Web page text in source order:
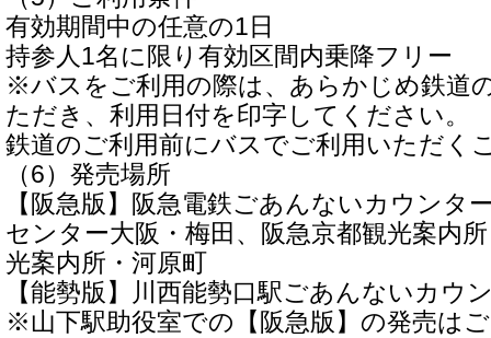
有効期間中の任意の1日
持参人1名に限り有効区間内乗降フリー
※バスをご利用の際は、あらかじめ鉄道
ただき、利用日付を印字してください。
鉄道のご利用前にバスでご利用いただく
（6）発売場所
【阪急版】阪急電鉄ごあんないカウンタ
センター大阪・梅田、阪急京都観光案内
光案内所・河原町
【能勢版】川西能勢口駅ごあんないカウ
※山下駅助役室での【阪急版】の発売は